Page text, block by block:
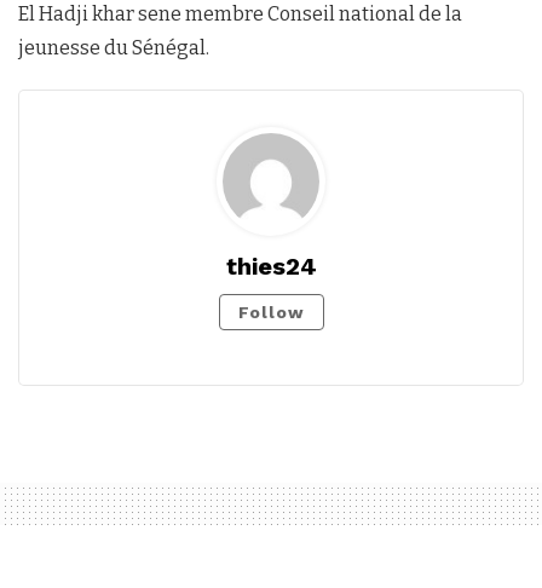
El Hadji khar sene membre Conseil national de la
jeunesse du Sénégal.
thies24
Follow